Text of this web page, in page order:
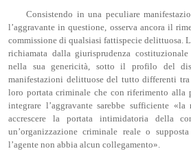
Consistendo in una peculiare
l’aggravante in questione, osserva ancora il
commissione di qualsiasi fattispecie delittuosa.
richiamata dalla giurisprudenza
nella sua genericità, sotto il profilo del
manifestazioni delittuose del tutto differenti
loro portata criminale che con riferimento alla
integrare l’aggravante sarebbe sufficiente
accrescere la portata intimidatoria della
un’organizzazione criminale reale o
l’agente non abbia alcun collegamento».